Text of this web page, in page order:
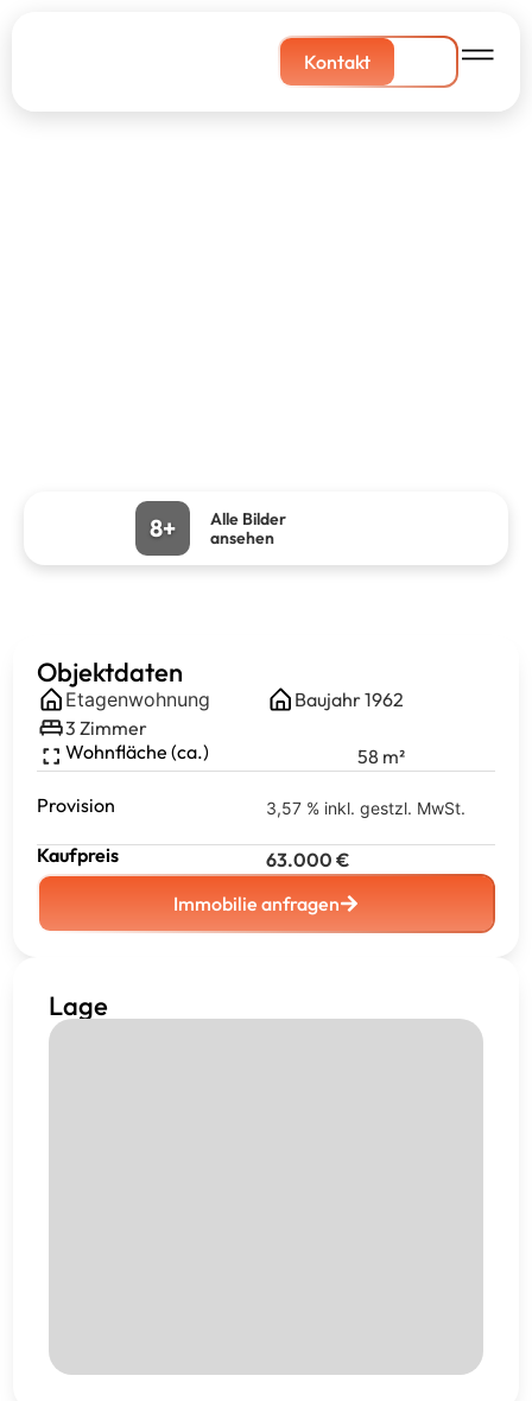
Kontakt
8+
Alle Bilder
ansehen
Objektdaten
Etagenwohnung Baujahr1962
3 Zimmer
Wohnfläche (ca.)
58 m²
Provision 3,57 % inkl. gestzl. MwSt.
Kaufpreis 63.000 €
Immobilie anfragen
Lage